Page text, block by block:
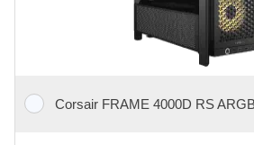
Corsair FRAME 4000D RS